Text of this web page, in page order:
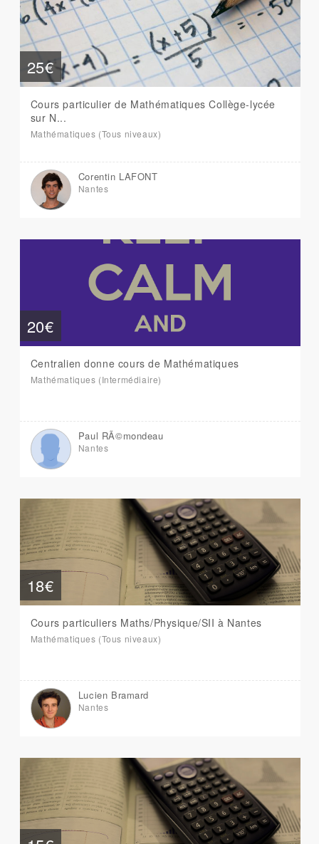
25€
Cours particulier de Mathématiques Collège-lycée
sur N...
Mathématiques (Tous niveaux)
Corentin LAFONT
Nantes
20€
Centralien donne cours de Mathématiques
Mathématiques (Intermédiaire)
Paul RÃ©mondeau
Nantes
18€
Cours particuliers Maths/Physique/SII à Nantes
Mathématiques (Tous niveaux)
Lucien Bramard
Nantes